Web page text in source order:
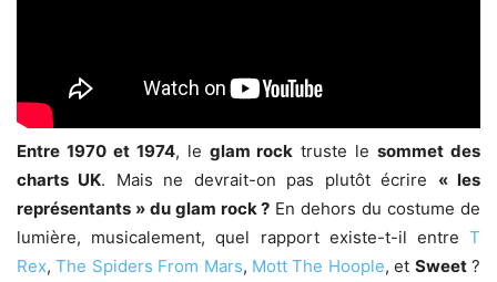
Entre 1970 et 1974, le glam rock truste lesommet des
charts UK. Mais ne devrait-on pas plutôt écrire « les
représentants » du glam rock ? En dehors du costume de
lumière, musicalement, quel rapport existe-t-il entre T
Rex,The Spiders From Mars, Mott The Hoople, et Sweet?